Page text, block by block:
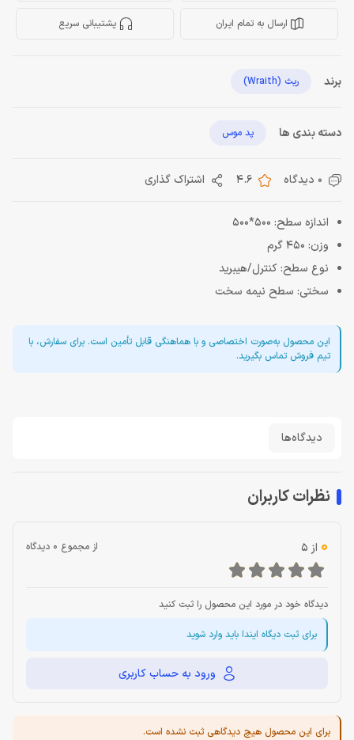
ارسال به تمام ایران پشتیبانی سریع
برند ریث (Wraith)
دسته بندی ها پد موس
0 دیدگاه 4.6 اشتراک گذاری
اندازه سطح: 500*500
وزن: 450 گرم
نوع سطح: کنترل/هیبرید
سختی: سطح نیمه سخت
این محصول به‌صورت اختصاصی و با هماهنگی قابل تأمین است. برای سفارش، با
تیم فروش تماس بگیرید.
دیدگاه‌ها
نظرات کاربران
0 از 5 از مجموع 0 دیدگاه
دیدگاه خود در مورد این محصول را ثبت کنید
برای ثبت دیگاه ایندا باید وارد شوید
ورود به حساب کاربری
برای این محصول هیچ دیدگاهی ثبت نشده است.